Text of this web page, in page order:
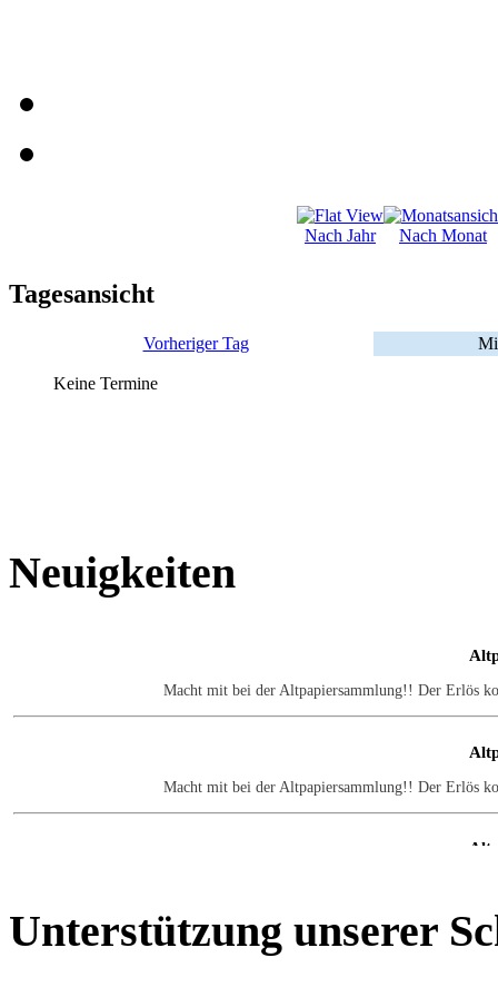
Nach Jahr Nach Monat
Tagesansicht
Vorheriger Tag
Keine Termine
Neuigkeiten
Macht mit bei der Altpapiersammlung!! Der Erlös
Macht mit bei der Altpapiersammlung!! Der Erlös
Unterstützung unserer